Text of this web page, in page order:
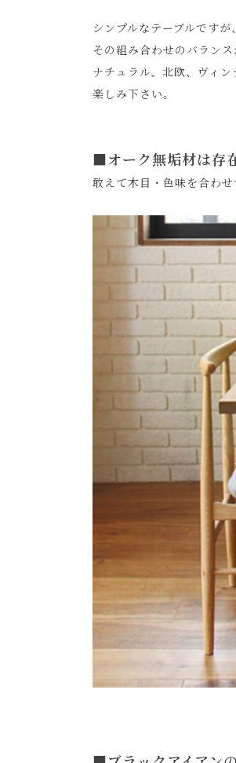
シンプルなテーブルですが
その組み合わせのバラン
ナチュラル、北欧、ヴィ
楽しみ下さい。
■オーク無垢材は存
敢えて木目・色味を合わ